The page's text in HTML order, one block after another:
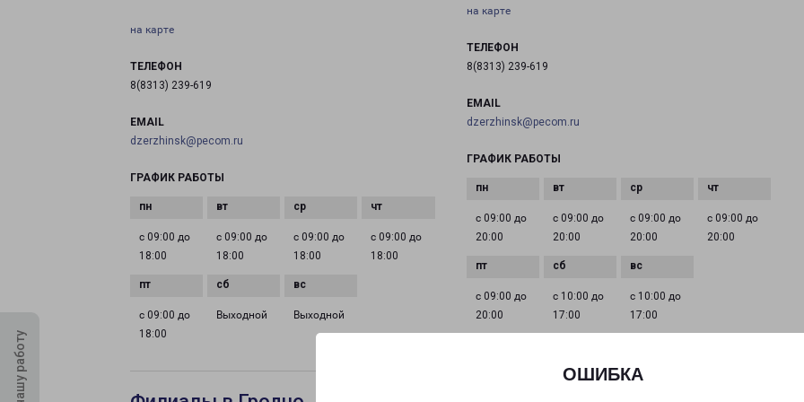
ОШИБКА
на карте
ТЕЛЕФОН
8(8313) 239-619
EMAIL
dzerzhinsk@pecom.ru
ГРАФИК РАБОТЫ
с 09:00 до
18:00
с 09:00 до
18:00
с 09:00 до
18:00
с 09:00 до
18:00
с 09:00 до
18:00
Выходной Выходной
на карте
ТЕЛЕФОН
8(8313) 239-619
EMAIL
dzerzhinsk@pecom.ru
ГРАФИК РАБОТЫ
с 09:00 до
20:00
с 09:00 до
20:00
с 09:00 до
20:00
с 09:00 до
20:00
с 09:00 до
20:00
с 10:00 до
17:00
с 10:00 до
17:00